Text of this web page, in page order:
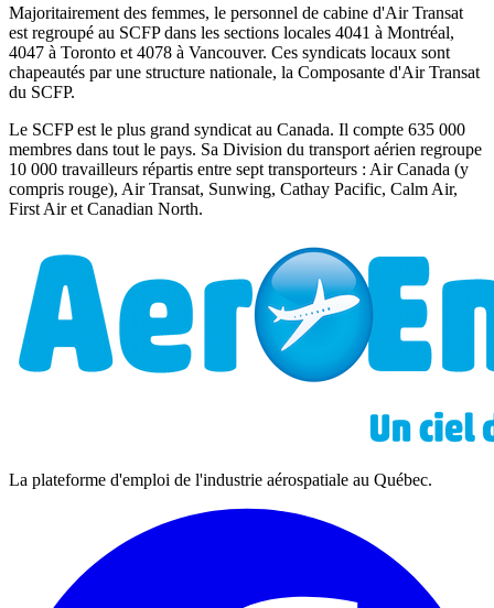
Majoritairement des femmes, le personnel de cabine d'Air Transat
est regroupé au SCFP dans les sections locales 4041 à Montréal,
4047 à Toronto et 4078 à Vancouver. Ces syndicats locaux sont
chapeautés par une structure nationale, la Composante d'Air Transat
du SCFP.
Le SCFP est le plus grand syndicat au Canada. Il compte 635 000
membres dans tout le pays. Sa Division du transport aérien regroupe
10 000 travailleurs répartis entre sept transporteurs : Air Canada (y
compris rouge), Air Transat, Sunwing, Cathay Pacific, Calm Air,
First Air et Canadian North.
La plateforme d'emploi de l'industrie aérospatiale au Québec.